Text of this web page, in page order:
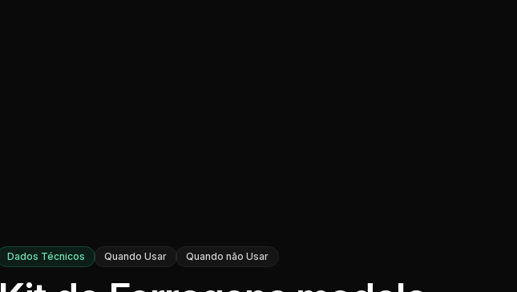
Dados Técnicos Quando Usar Quando não Usar